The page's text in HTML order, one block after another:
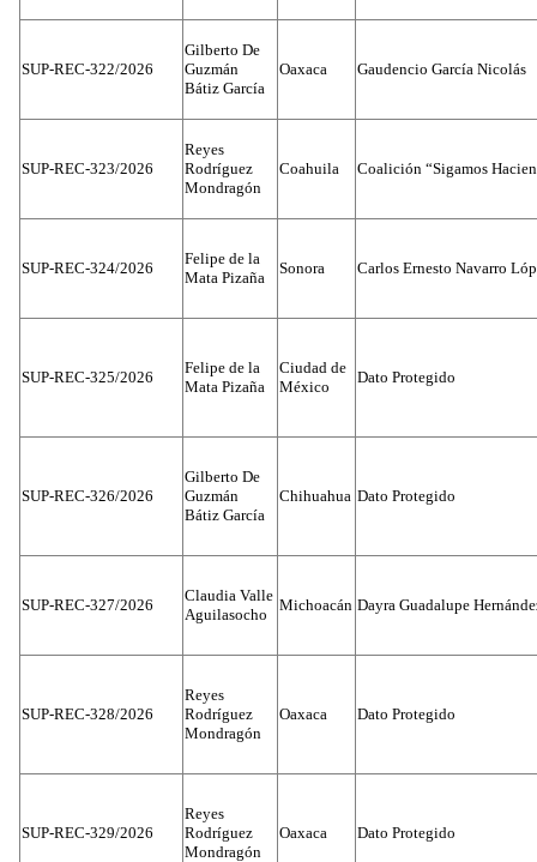
SUP-REC-322/2026
Gilberto De
Guzmán
Bátiz García
Oaxaca Gaudencio García Nicolás
SUP-REC-323/2026
Reyes
Rodríguez
Mondragón
Coahuila Coalición “Sigamos
SUP-REC-324/2026
Felipe de la
Mata Pizaña
Sonora Carlos Ernesto Navarro
SUP-REC-325/2026
Felipe de la
Mata Pizaña
Ciudad de
México
Dato Protegido
SUP-REC-326/2026
Gilberto De
Guzmán
Bátiz García
Chihuahua Dato Protegido
SUP-REC-327/2026
Claudia Valle
Aguilasocho
Michoacán Dayra Guadalupe
SUP-REC-328/2026
Reyes
Rodríguez
Mondragón
Oaxaca Dato Protegido
SUP-REC-329/2026
Reyes
Rodríguez
Mondragón
Oaxaca Dato Protegido